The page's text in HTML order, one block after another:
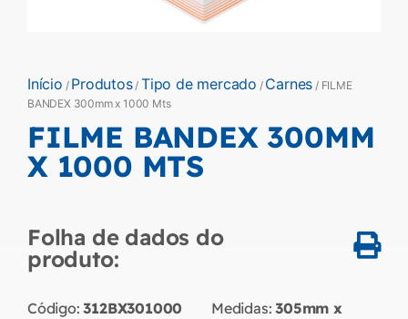
Início / Produtos/Tipo de mercado / Carnes / FILME
BANDEX 300mm x 1000 Mts
FILME BANDEX 300MM
X 1000 MTS
Folha de dados do
produto:
Código:312BX301000
Medidas:305mm x